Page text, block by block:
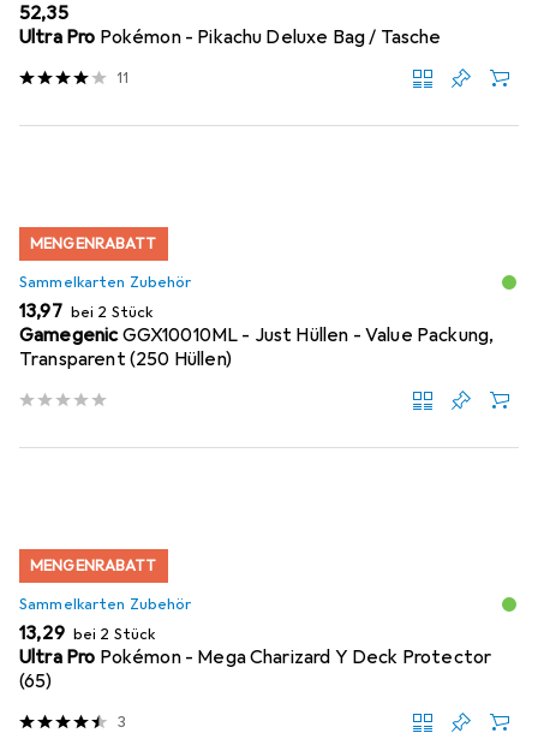
EUR
52,35
Ultra Pro Pokémon - Pikachu Deluxe Bag / Tasche
11
MENGENRABATT
Sammelkarten Zubehör
EUR
13,97 bei 2 Stück
GamegenicGGX10010ML - Just Hüllen - Value Packung,
Transparent (250 Hüllen)
MENGENRABATT
Sammelkarten Zubehör
EUR
13,29 bei 2 Stück
Ultra Pro Pokémon - Mega Charizard Y Deck Protector
(65)
3